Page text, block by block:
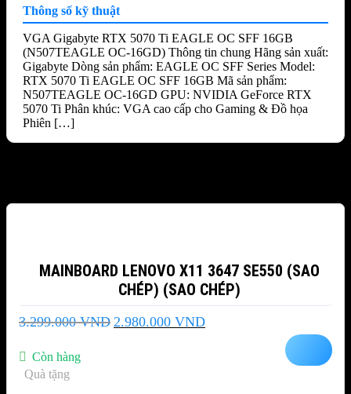
Thông số kỹ thuật
VGA Gigabyte RTX 5070 Ti EAGLE OC SFF 16GB
(N507TEAGLE OC-16GD) Thông tin chung Hãng sản xuất:
Gigabyte Dòng sản phẩm: EAGLE OC SFF Series Model:
RTX 5070 Ti EAGLE OC SFF 16GB Mã sản phẩm:
N507TEAGLE OC-16GD GPU: NVIDIA GeForce RTX
5070 Ti Phân khúc: VGA cao cấp cho Gaming & Đồ họa
Phiên […]
MAINBOARD LENOVO X11 3647 SE550 (SAO
CHÉP) (SAO CHÉP)
3.299.000VND Giá
2.980.000 VNDGiá
Còn hàng
Quà tặng